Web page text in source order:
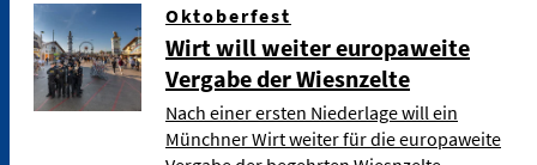
Oktoberfest
Wirt will weiter europaweite
Vergabe der Wiesnzelte
Nach einer ersten Niederlage will ein
Münchner Wirt weiter für die europaweite